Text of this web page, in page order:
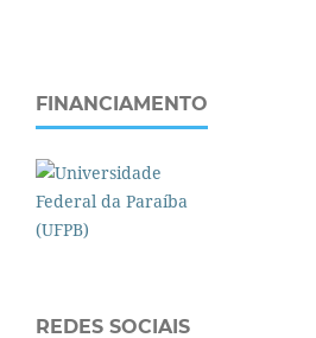
FINANCIAMENTO
REDES SOCIAIS